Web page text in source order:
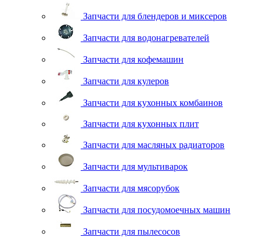
Запчасти для блендеров и миксеров
Запчасти для водонагревателей
Запчасти для кофемашин
Запчасти для кулеров
Запчасти для кухонных комбаинов
Запчасти для кухонных плит
Запчасти для масляных радиаторов
Запчасти для мультиварок
Запчасти для мясорубок
Запчасти для посудомоечных машин
Запчасти для пылесосов